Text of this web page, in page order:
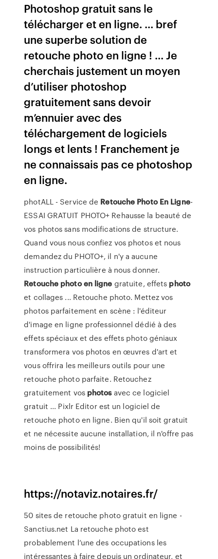
Photoshop gratuit sans le
télécharger et en ligne. ... bref
une superbe solution de
retouche photo en ligne ! ... Je
cherchais justement un moyen
d’utiliser photoshop
gratuitement sans devoir
m’ennuier avec des
téléchargement de logiciels
longs et lents ! Franchement je
ne connaissais pas ce photoshop
en ligne.
photALL - Service de Retouche Photo En Ligne-
ESSAI GRATUIT PHOTO+ Rehausse la beauté de
vos photos sans modifications de structure.
Quand vous nous confiez vos photos et nous
demandez du PHOTO+, il n'y a aucune
instruction particulière à nous donner.
Retouche photo en ligne gratuite, effets photo
et collages ... Retouche photo. Mettez vos
photos parfaitement en scène : l'éditeur
d'image en ligne professionnel dédié à des
effets spéciaux et des effets photo géniaux
transformera vos photos en œuvres d'art et
vous offrira les meilleurs outils pour une
retouche photo parfaite. Retouchez
gratuitement vos photosavec ce logiciel
gratuit ... Pixlr Editor est un logiciel de
retouche photo en ligne. Bien qu'il soit gratuit
et ne nécessite aucune installation, il n'offre pas
moins de possibilités!
https://notaviz.notaires.fr/
50 sites de retouche photo gratuit en ligne -
Sanctius.net La retouche photo est
probablement l’une des occupations les
intéressantes à faire depuis un ordinateur, et